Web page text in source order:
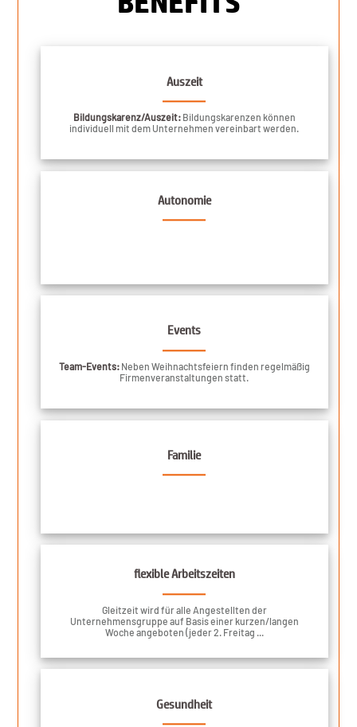
Auszeit
Bildungskarenz/Auszeit:Bildungskarenzen können
individuell mit dem Unternehmen vereinbart werden.
Autonomie
Events
Team-Events:Neben Weihnachtsfeiern finden regelmäßig
Firmenveranstaltungen statt.
Familie
flexible Arbeitszeiten
Gleitzeit wird für alle Angestellten der
Unternehmensgruppe auf Basis einer kurzen/langen
Woche angeboten (jeder 2. Freitag ...
Gesundheit